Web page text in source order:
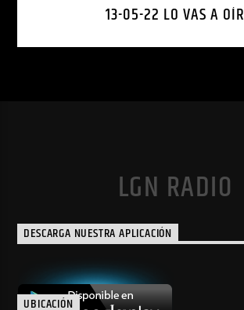
13-05-22 LO VAS A OÍR
LGN RADIO
DESCARGA NUESTRA APLICACIÓN
UBICACIÓN